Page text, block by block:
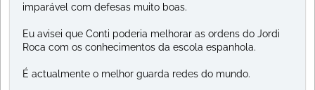
imparável com defesas muito boas.
Eu avisei que Conti poderia melhorar as ordens do Jordi
Roca com os conhecimentos da escola espanhola.
É actualmente o melhor guarda redes do mundo.